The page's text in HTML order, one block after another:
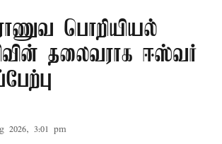
பொறியியல்
தலைவராக ஈஸ்வர்
2026, 3:01 pm